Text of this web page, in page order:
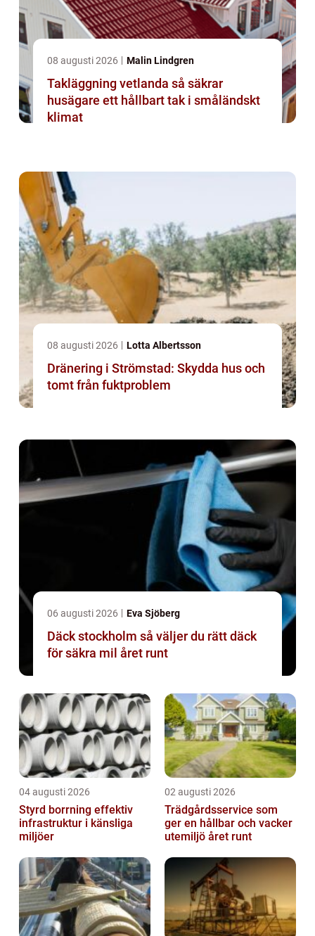
08 augusti 2026 Malin Lindgren
Takläggning vetlanda så säkrar
husägare ett hållbart tak i småländskt
klimat
08 augusti 2026 Lotta Albertsson
Dränering i Strömstad: Skydda hus och
tomt från fuktproblem
06 augusti 2026 Eva Sjöberg
Däck stockholm så väljer du rätt däck
för säkra mil året runt
04 augusti 2026
Styrd borrning effektiv
infrastruktur i känsliga
miljöer
02 augusti 2026
Trädgårdsservice som
ger en hållbar och vacker
utemiljö året runt